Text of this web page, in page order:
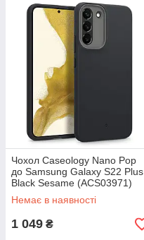
Чохол Caseology Nano Pop
до Samsung Galaxy S22 Plus
Black Sesame (ACS03971)
Немає в наявності
1 049 ₴